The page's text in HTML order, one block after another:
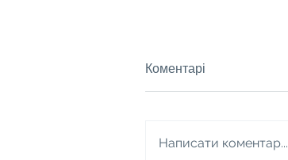
Коментарі
Написати коментар...